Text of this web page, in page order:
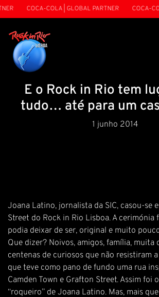
COCA-COLA | GLOBAL PARTNER COCA-
E o Rock in Rio tem
tudo… até para um
1 junho 2014
Joana Latino, jornalista da SIC, casou-se
Street do Rock in Rio Lisboa. A cerimónia
podia deixar de ser, original e muito
Que dizer? Noivos, amigos, família, muita
centenas de curiosos que não resistiram
que teve como pano de fundo uma rua
Camden Town e Grafton Street. Assim foi
“roqueiro” de Joana Latino. Mas, mais